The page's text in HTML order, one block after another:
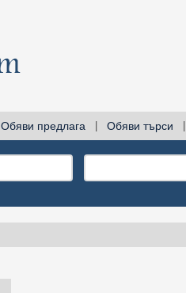
Обяви предлага Обяви търси